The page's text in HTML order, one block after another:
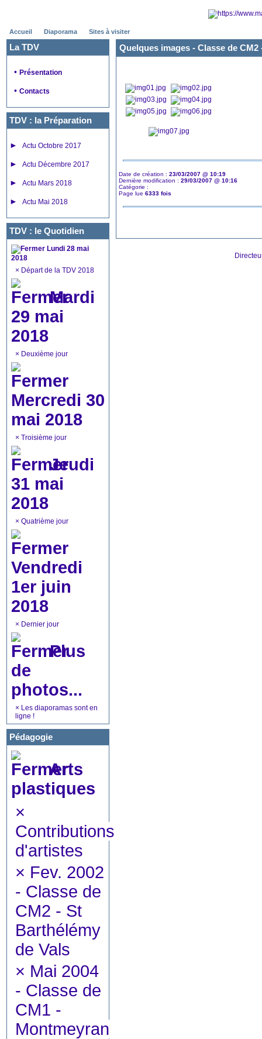
Accueil Diaporama Sites à visiter
La TDV
• Présentation
• Contacts
TDV : la Préparation
► Actu Octobre 2017
► Actu Décembre 2017
► Actu Mars 2018
► Actu Mai 2018
TDV : le Quotidien
Lundi 28 mai
2018
× Départ de la TDV 2018
Mardi
29 mai
2018
× Deuxième jour
Mercredi 30
mai 2018
× Troisième jour
Jeudi
31 mai
2018
× Quatrième jour
Vendredi
1er juin
2018
× Dernier jour
Plus
de
photos...
× Les diaporamas sont en
ligne !
Pédagogie
Arts
plastiques
×
Contributions
d'artistes
× Fev. 2002
- Classe de
CM2 - St
Barthélémy
de Vals
× Mai 2004
- Classe de
CM1 -
Montmeyran
Quelques images - Classe de CM2
Date de création : 23/03/2007 @ 10:19
Dernière modification : 29/03/2007 @ 10:16
Catégorie :
Page lue 6333 fois